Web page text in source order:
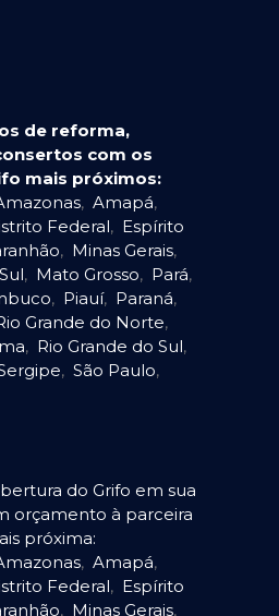
de reforma,
com os
mais próximos:
, Amapá,
Federal, Espírito
, Minas Gerais,
, Mato Grosso, Pará,
, Piauí, Paraná,
Grande do Norte,
, Rio Grande do Sul,
, São Paulo,
do Grifo em sua
orçamento à parceira
próxima:
, Amapá,
Federal, Espírito
, Minas Gerais,